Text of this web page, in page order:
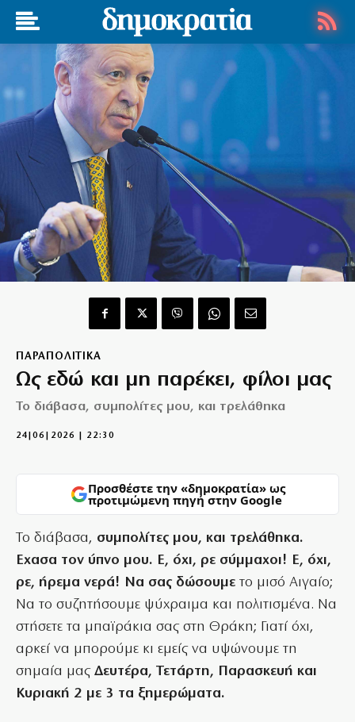
ΠΑΡΑΠΟΛΙΤΙΚΑ
Ως εδώ και μη παρέκει, φίλοι μας
Το διάβασα, συμπολίτες μου, και τρελάθηκα
24|06|2026 | 22:30
Προσθέστε την «δημοκρατία» ως
προτιμώμενη πηγή στην Google
Το διάβασα, συμπολίτες μου, και τρελάθηκα.
Εχασα τον ύπνο μου. Ε, όχι, ρε σύμμαχοι! Ε, όχι,
ρε, ήρεμα νερά! Να σας δώσουμε το μισό Αιγαίο;
Να το συζητήσουμε ψύχραιμα και πολιτισμένα. Να
στήσετε τα μπαϊράκια σας στη Θράκη; Γιατί όχι,
αρκεί να μπορούμε κι εμείς να υψώνουμε τη
σημαία μας Δευτέρα, Τετάρτη, Παρασκευή και
Κυριακή 2 με 3 τα ξημερώματα.